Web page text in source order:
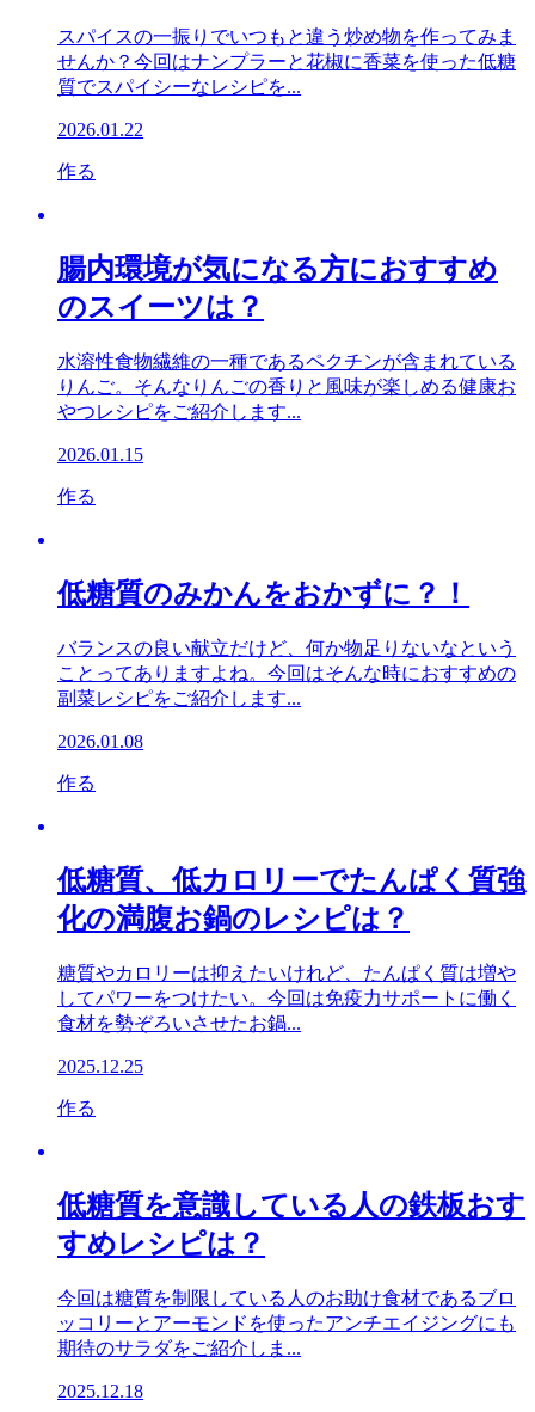
スパイスの一振りでいつもと違う炒め物を作ってみま
せんか？今回はナンプラーと花椒に香菜を使った低糖
質でスパイシーなレシピを...
2026.01.22
作る
腸内環境が気になる方におすすめ
のスイーツは？
水溶性食物繊維の一種であるペクチンが含まれている
りんご。そんなりんごの香りと風味が楽しめる健康お
やつレシピをご紹介します...
2026.01.15
作る
低糖質のみかんをおかずに？！
バランスの良い献立だけど、何か物足りないなという
ことってありますよね。今回はそんな時におすすめの
副菜レシピをご紹介します...
2026.01.08
作る
低糖質、低カロリーでたんぱく質強
化の満腹お鍋のレシピは？
糖質やカロリーは抑えたいけれど、たんぱく質は増や
してパワーをつけたい。今回は免疫力サポートに働く
食材を勢ぞろいさせたお鍋...
2025.12.25
作る
低糖質を意識している人の鉄板おす
すめレシピは？
今回は糖質を制限している人のお助け食材であるブロ
ッコリーとアーモンドを使ったアンチエイジングにも
期待のサラダをご紹介しま...
2025.12.18